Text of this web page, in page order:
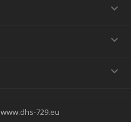



www.dhs-729.eu